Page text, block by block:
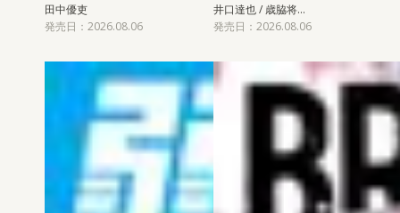
田中優吏
発売日：2026.08.06
井口達也 / 歳脇将…
発売日：2026.08.06